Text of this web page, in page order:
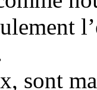
sont